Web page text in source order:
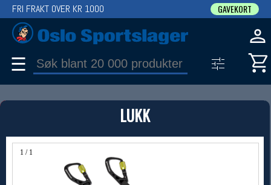
LUKK
1 / 1
FRI FRAKT OVER KR 1000 GAVEKORT
☰
PRODUKT
Produkter (1)
Bruk filter til å spisse søket